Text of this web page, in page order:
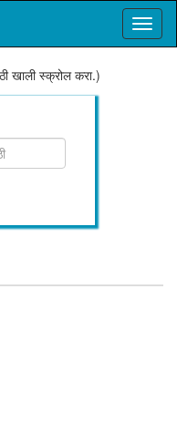
खाली स्क्रोल करा.)